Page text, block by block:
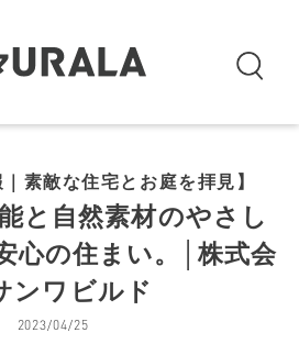
｜素敵な住宅とお庭を拝見】
と自然素材のやさし
心の住まい。│株式会
ンワビルド
2023/04/25